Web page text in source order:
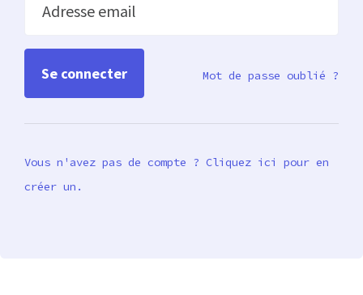
Adresse email
Mot de passe oublié ?
Vous n'avez pas de compte ? Cliquez ici pour en
créer un.